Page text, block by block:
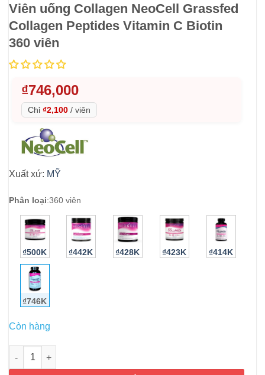
Viên uống Collagen NeoCell Grassfed
Collagen Peptides Vitamin C Biotin
360 viên
₫746,000
Chỉ ₫2,100 / viên
Xuất xứ: MỸ
Phân loại:360 viên
₫500K ₫442K ₫428K ₫423K ₫414K
₫746K
Còn hàng
Viên uống Collagen NeoCell Grassfed Collagen Peptides